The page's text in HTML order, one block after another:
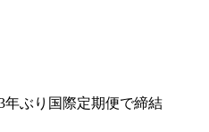
ぶり国際定期便で締結